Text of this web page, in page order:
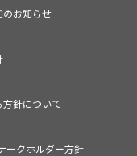
のお知らせ
針について
ークホルダー方針